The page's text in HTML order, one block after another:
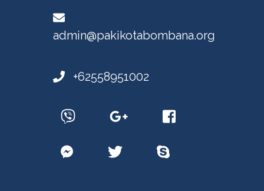
admin@pakikotabombana.org
+62558951002